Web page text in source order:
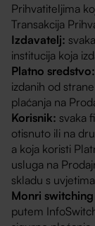
Prihvatiteljima
Transakcija
Izdavatelj:
institucija koja
Platno sredstvo:
izdanih od
plaćanja na
Korisnik: svaka
otisnuto ili na
a koja koristi
usluga na
skladu s
Monri
putem